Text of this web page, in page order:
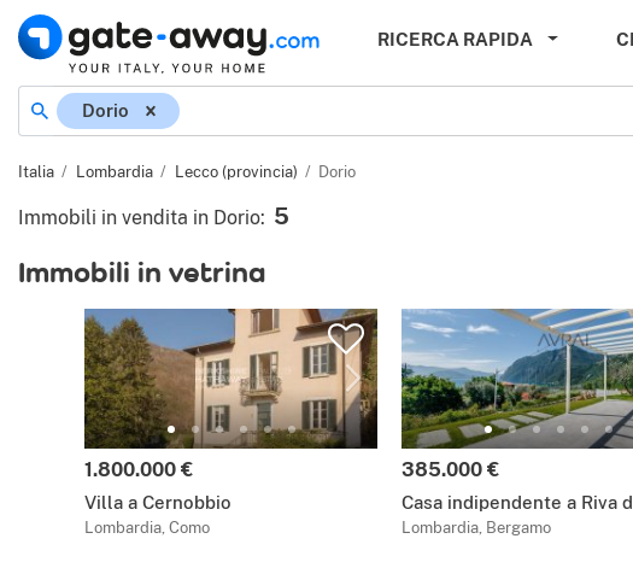
RICERCA RAPIDA
Dorio
Italia Lombardia Lecco (provincia) Dorio
Immobili in vendita in Dorio: 5
Immobili in vetrina
1.800.000 €
Villa a Cernobbio
Lombardia, Como
385.000 €
Casa indipendente a Riva
Lombardia, Bergamo